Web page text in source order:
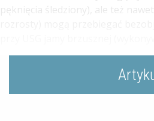
pęknięcia śledziony), ale też